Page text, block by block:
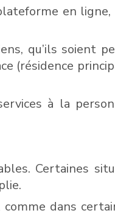
en
qu’ils soient
(résidence
à la
Certaines
dans